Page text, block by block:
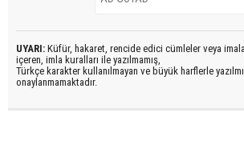
UYARI: Küfür, hakaret, rencide edici cümleler veya
içeren, imla kuralları ile yazılmamış,
Türkçe karakter kullanılmayan ve büyük harflerle
onaylanmamaktadır.